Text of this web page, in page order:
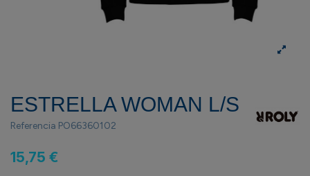
ESTRELLA WOMAN L/S
Referencia PO66360102
15,75 €